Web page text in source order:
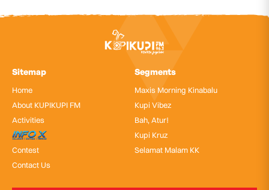
Sitemap
Home
About KUPIKUPI FM
Activities
InfoX
Contest
Contact Us
Segments
Maxis Morning Kinabalu
Kupi Vibez
Bah, Atur!
Kupi Kruz
Selamat Malam KK